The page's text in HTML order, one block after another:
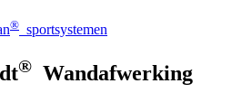
® sportsystemen
® Wandafwerking